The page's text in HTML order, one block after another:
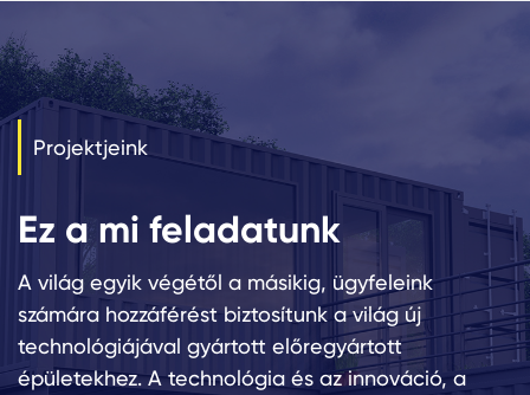
tartalmazott.
Projektjeink
Ez a mi feladatunk
A világ egyik végétől a másikig, ügyfeleink
számára hozzáférést biztosítunk a világ új
technológiájával gyártott előregyártott
épületekhez. A technológia és az innováció, a